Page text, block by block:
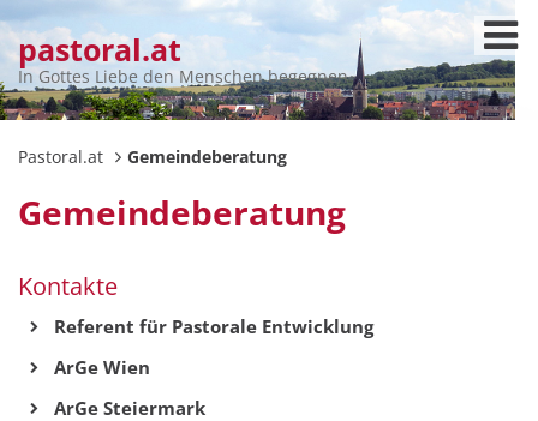
pastoral.at
In Gottes Liebe den Menschen begegnen
Pastoral.at Gemeindeberatung
Gemeindeberatung
Kontakte
Referent für Pastorale Entwicklung
ArGe Wien
ArGe Steiermark